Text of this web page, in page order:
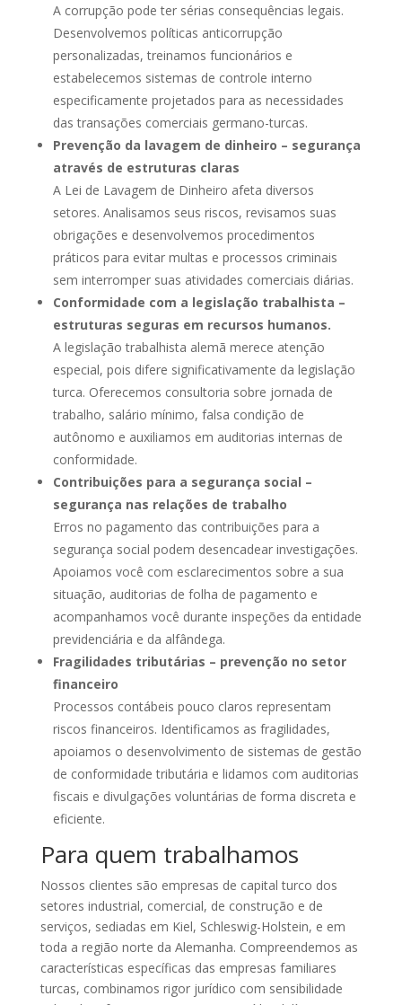
A corrupção pode ter sérias consequências legais.
Desenvolvemos políticas anticorrupção
personalizadas, treinamos funcionários e
estabelecemos sistemas de controle interno
especificamente projetados para as necessidades
das transações comerciais germano-turcas.
Prevenção da lavagem de dinheiro – segurança
através de estruturas claras
A Lei de Lavagem de Dinheiro afeta diversos
setores. Analisamos seus riscos, revisamos suas
obrigações e desenvolvemos procedimentos
práticos para evitar multas e processos criminais
sem interromper suas atividades comerciais diárias.
Conformidade com a legislação trabalhista –
estruturas seguras em recursos humanos.
A legislação trabalhista alemã merece atenção
especial, pois difere significativamente da legislação
turca. Oferecemos consultoria sobre jornada de
trabalho, salário mínimo, falsa condição de
autônomo e auxiliamos em auditorias internas de
conformidade.
Contribuições para a segurança social –
segurança nas relações de trabalho
Erros no pagamento das contribuições para a
segurança social podem desencadear investigações.
Apoiamos você com esclarecimentos sobre a sua
situação, auditorias de folha de pagamento e
acompanhamos você durante inspeções da entidade
previdenciária e da alfândega.
Fragilidades tributárias – prevenção no setor
financeiro
Processos contábeis pouco claros representam
riscos financeiros. Identificamos as fragilidades,
apoiamos o desenvolvimento de sistemas de gestão
de conformidade tributária e lidamos com auditorias
fiscais e divulgações voluntárias de forma discreta e
eficiente.
Para quem trabalhamos
Nossos clientes são empresas de capital turco dos
setores industrial, comercial, de construção e de
serviços, sediadas em Kiel, Schleswig-Holstein, e em
toda a região norte da Alemanha. Compreendemos as
características específicas das empresas familiares
turcas, combinamos rigor jurídico com sensibilidade